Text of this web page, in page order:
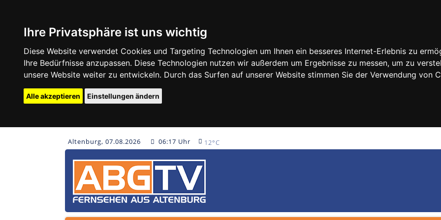
Ihre Privatsphäre ist uns wichtig
Diese Website verwendet Cookies und Targeting Technologien um Ihnen ein besseres Internet-Erlebnis zu
Ihre Bedürfnisse anzupassen. Diese Technologien nutzen wir außerdem um Ergebnisse zu messen, um zu
unsere Website weiter zu entwickeln. Durch das Surfen auf unserer Website stimmen Sie der Verwendung von
Alle akzeptieren Einstellungen ändern
Altenburg, 07.08.2026 06:17 Uhr 12°C